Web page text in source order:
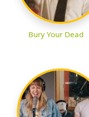
Bury Your Dead